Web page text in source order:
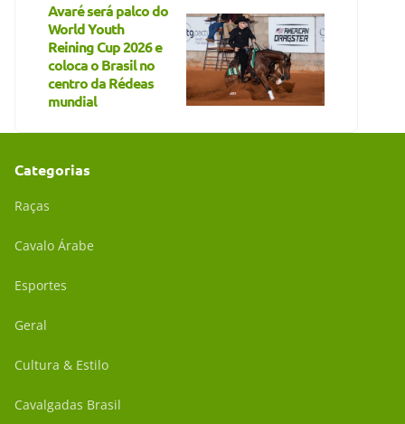
Avaré será palco do
World Youth
Reining Cup 2026 e
coloca o Brasil no
centro da Rédeas
mundial
Categorias
Raças
Cavalo Árabe
Esportes
Geral
Cultura & Estilo
Cavalgadas Brasil